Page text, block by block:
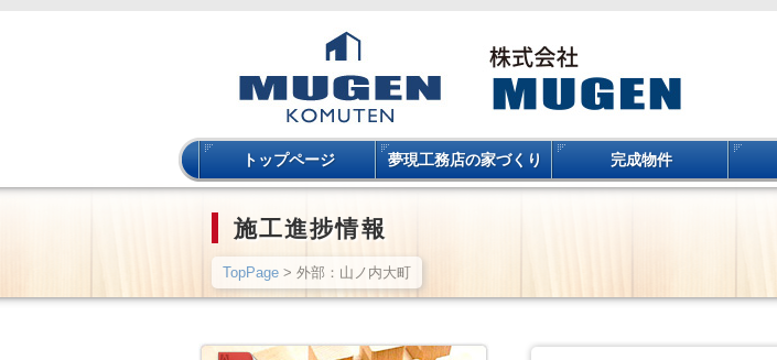
トップページ 夢現工務店の家づくり 完成物件
施工進捗情報
TopPage > 外部：山ノ内大町